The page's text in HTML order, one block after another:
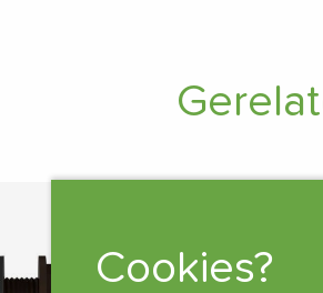
Cookies?